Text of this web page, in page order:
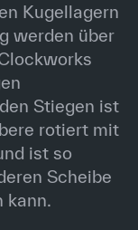
Kugellagern
werden über
Stiegen ist
rotiert mit
ist so
Scheibe
kann.